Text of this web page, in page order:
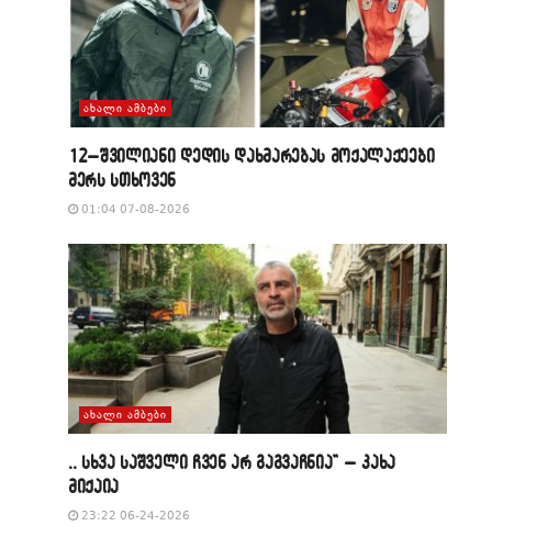
ᲐᲮᲐᲚᲘ ᲐᲛᲑᲔᲑᲘ
12–შვილიანი დედის დახმარებას მოქალაქეები
მერს სთხოვენ
01:04 07-08-2026
ᲐᲮᲐᲚᲘ ᲐᲛᲑᲔᲑᲘ
,, სხვა საშველი ჩვენ არ გაგვაჩნია” – კახა
მიქაია
23:22 06-24-2026